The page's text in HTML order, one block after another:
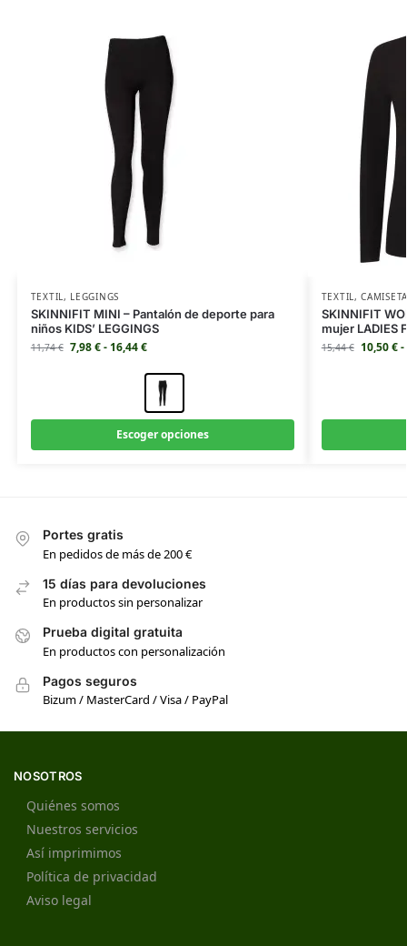
TEXTIL, LEGGINGS
SKINNIFIT MINI – Pantalón de deporte para
niños KIDS’ LEGGINGS
11,74€ 7,98€- 16,44€
Escoger opciones
TEXTIL,
SKINNIFIT
mujer LADIES
15,44€ 10,50€-
Portes gratis
En pedidos de más de 200 €
15 días para devoluciones
En productos sin personalizar
Prueba digital gratuita
En productos con personalización
Pagos seguros
Bizum / MasterCard / Visa / PayPal
NOSOTROS
Quiénes somos
Nuestros servicios
Así imprimimos
Política de privacidad
Aviso legal